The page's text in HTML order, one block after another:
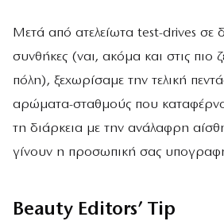
Μετά από ατελείωτα test-drives σε
συνθήκες (ναι, ακόμα και στις πιο
πόλη), ξεχωρίσαμε την τελική
αρώματα-σταθμούς που
τη διάρκεια με την ανάλαφρη
γίνουν η προσωπική σας
Beauty Editors’ Tip